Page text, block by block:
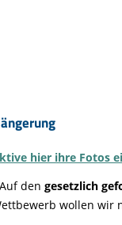
hier ihre Fotos
den gesetzlich
wollen